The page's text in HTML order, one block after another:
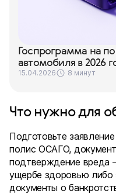
Госпрограмма на
автомобиля в 2026
15.04.2026 8 минут
Что нужно для
Подготовьте
полис ОСАГО,
подтверждение вреда
ущербе здоровью либо
документы о